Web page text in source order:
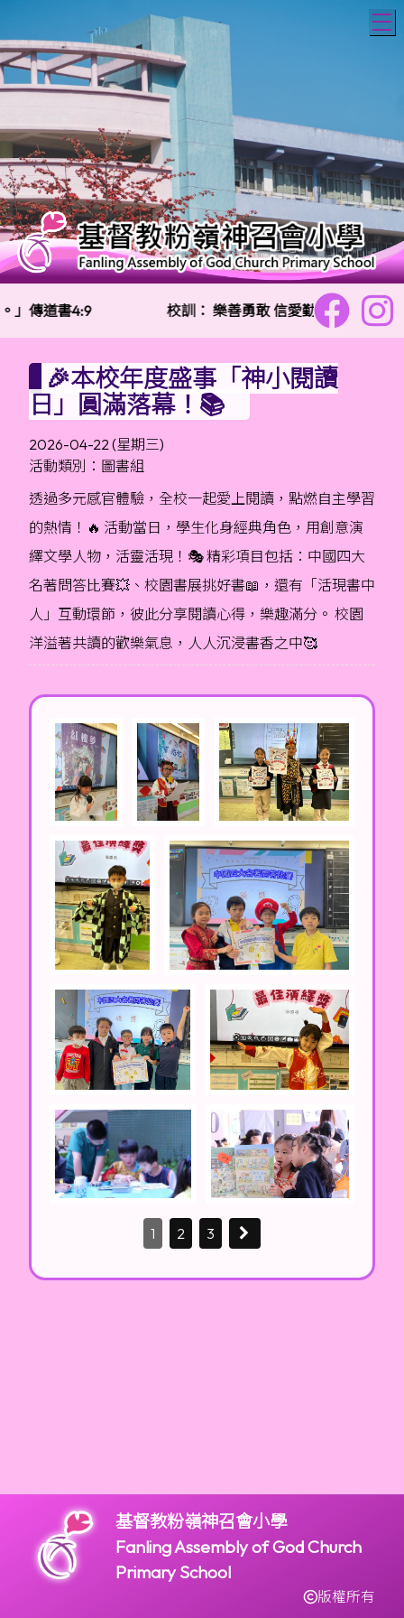
」傳道書4:9 校訓： 樂善勇敢 信愛勤誠
🎉本校年度盛事「神小閱讀
日」圓滿落幕！📚
2026-04-22 (星期三)
活動類別：圖書組
透過多元感官體驗，全校一起愛上閱讀，點燃自主學習
的熱情！🔥 活動當日，學生化身經典角色，用創意演
繹文學人物，活靈活現！🎭 精彩項目包括：中國四大
名著問答比賽💥、校園書展挑好書📖，還有「活現書中
人」互動環節，彼此分享閱讀心得，樂趣滿分。 校園
洋溢著共讀的歡樂氣息，人人沉浸書香之中🥰
1 2 3
基督教粉嶺神召會小學
Fanling Assembly of God Church
Primary School
版權所有